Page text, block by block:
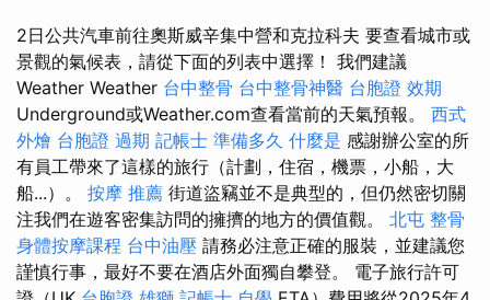
2日公共汽車前往奧斯威辛集中營和克拉科夫 要查看城市或
景觀的氣候表，請從下面的列表中選擇！ 我們建議
Weather Weather 台中整骨 台中整骨神醫 台胞證 效期
Underground或Weather.com查看當前的天氣預報。 西式
外燴 台胞證 過期 記帳士 準備多久 什麼是 感謝辦公室的所
有員工帶來了這樣的旅行（計劃，住宿，機票，小船，大
船...）。 按摩 推薦 街道盜竊並不是典型的，但仍然密切關
注我們在遊客密集訪問的擁擠的地方的價值觀。 北屯 整骨
身體按摩課程 台中油壓 請務必注意正確的服裝，並建議您
謹慎行事，最好不要在酒店外面獨自攀登。 電子旅行許可